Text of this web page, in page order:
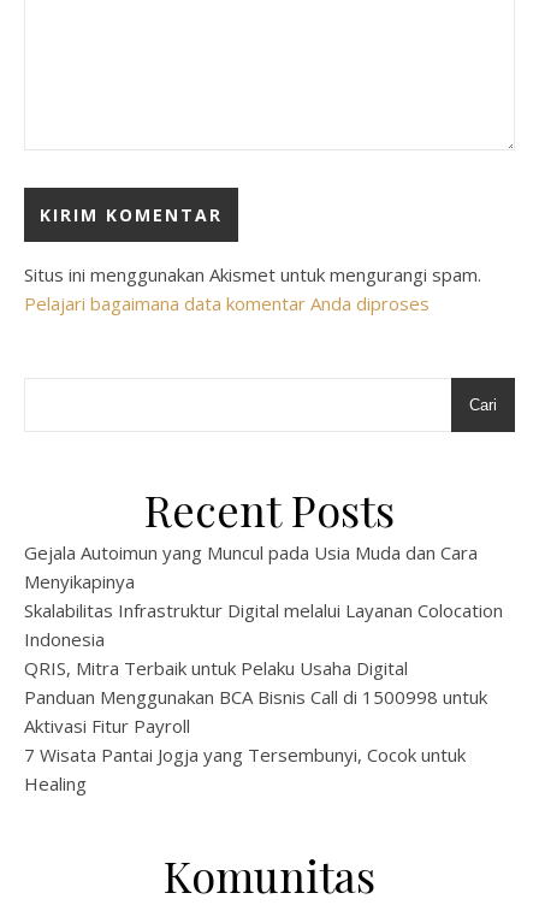
Situs ini menggunakan Akismet untuk mengurangi spam.
Pelajari bagaimana data komentar Anda diproses
Cari
Recent Posts
Gejala Autoimun yang Muncul pada Usia Muda dan Cara
Menyikapinya
Skalabilitas Infrastruktur Digital melalui Layanan Colocation
Indonesia
QRIS, Mitra Terbaik untuk Pelaku Usaha Digital
Panduan Menggunakan BCA Bisnis Call di 1500998 untuk
Aktivasi Fitur Payroll
7 Wisata Pantai Jogja yang Tersembunyi, Cocok untuk
Healing
Komunitas